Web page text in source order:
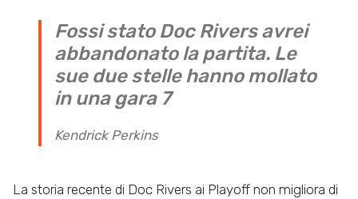
Fossi stato Doc Rivers avrei
abbandonato la partita. Le
sue due stelle hanno mollato
in una gara 7
Kendrick Perkins
La storia recente di Doc Rivers ai Playoff non migliora di